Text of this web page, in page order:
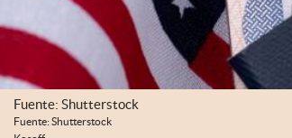
Fuente: Shutterstock
Fuente: Shutterstock